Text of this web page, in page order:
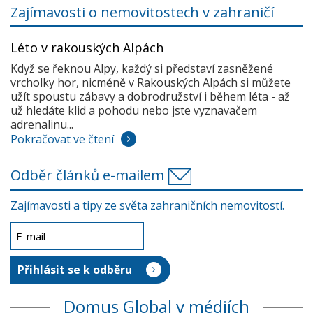
Zajímavosti o nemovitostech v zahraničí
Léto v rakouských Alpách
Když se řeknou Alpy, každý si představí zasněžené
vrcholky hor, nicméně v Rakouských Alpách si můžete
užít spoustu zábavy a dobrodružství i během léta - až
už hledáte klid a pohodu nebo jste vyznavačem
adrenalinu...
Pokračovat ve čtení
Odběr článků e-mailem
Zajímavosti a tipy ze světa zahraničních nemovitostí.
Domus Global v médiích